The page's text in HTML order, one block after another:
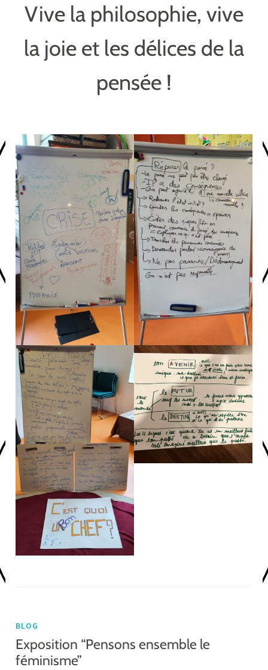
Vive la philosophie, vive
la joie et les délices de la
pensée !
BLOG
Exposition “Pensons ensemble le
féminisme”